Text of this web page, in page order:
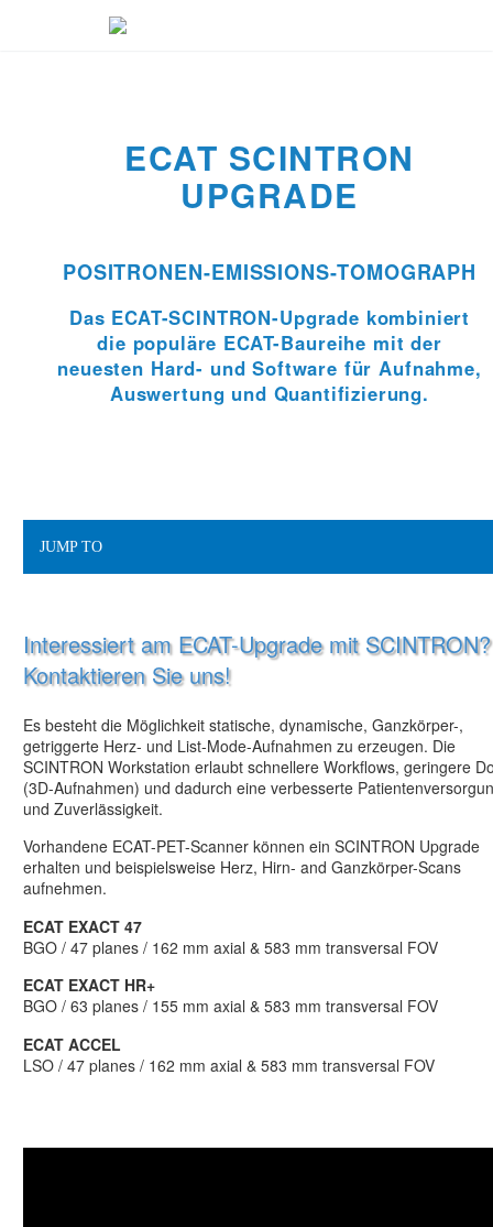
ECAT SCINTRON
UPGRADE
POSITRONEN-EMISSIONS-TOMOGRAPH
Das ECAT-SCINTRON-Upgrade kombiniert
die populäre ECAT-Baureihe mit der
neuesten Hard- und Software für Aufnahme,
Auswertung und Quantifizierung.
JUMP TO
Interessiert am ECAT-Upgrade mit SCINTRON?
Kontaktieren Sie uns!
Es besteht die Möglichkeit statische, dynamische, Ganzkörper-,
getriggerte Herz- und List-Mode-Aufnahmen zu erzeugen. Die
SCINTRON Workstation erlaubt schnellere Workflows, geringere
(3D-Aufnahmen) und dadurch eine verbesserte
und Zuverlässigkeit.
Vorhandene ECAT-PET-Scanner können ein SCINTRON Upgrade
erhalten und beispielsweise Herz, Hirn- and Ganzkörper-Scans
aufnehmen.
ECAT EXACT 47
BGO / 47 planes / 162 mm axial & 583 mm transversal FOV
ECAT EXACT HR+
BGO / 63 planes / 155 mm axial & 583 mm transversal FOV
ECAT ACCEL
LSO / 47 planes / 162 mm axial & 583 mm transversal FOV